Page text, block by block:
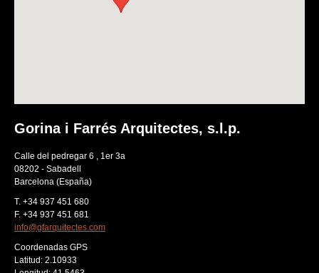
Gorina i Farrés Arquitectes, s.l.p.
Calle del pedregar 6 , 1er 3a
08202 - Sabadell
Barcelona (España)
T. +34 937 451 680
F. +34 937 451 681
info@gfarquitectes.com
Coordenadas GPS
Latitud: 2.10933